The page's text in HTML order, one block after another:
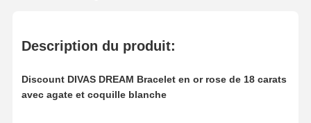
Description du produit:
Discount DIVAS DREAM Bracelet en or rose de 18 carats
avec agate et coquille blanche